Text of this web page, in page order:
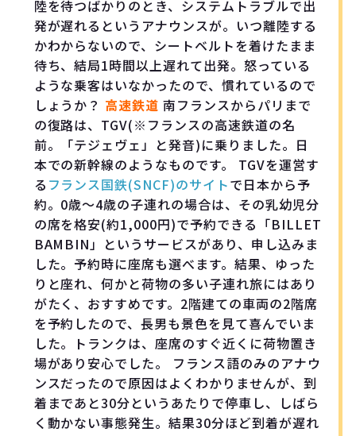
陸を待つばかりのとき、システムトラブルで出
発が遅れるというアナウンスが。いつ離陸する
かわからないので、シートベルトを着けたまま
待ち、結局1時間以上遅れて出発。怒っている
ような乗客はいなかったので、慣れているので
しょうか？ 高速鉄道南フランスからパリまで
の復路は、TGV(※フランスの高速鉄道の名
前。「テジェヴェ」と発音)に乗りました。日
本での新幹線のようなものです。 TGVを運営す
る フランス国鉄(SNCF)のサイトで日本から予
約。0歳～4歳の子連れの場合は、その乳幼児分
の席を格安(約1,000円)で予約できる「BILLET
BAMBIN」というサービスがあり、申し込みま
した。予約時に座席も選べます。結果、ゆった
りと座れ、何かと荷物の多い子連れ旅にはあり
がたく、おすすめです。2階建ての車両の2階席
を予約したので、長男も景色を見て喜んでいま
した。トランクは、座席のすぐ近くに荷物置き
場があり安心でした。 フランス語のみのアナウ
ンスだったので原因はよくわかりませんが、到
着まであと30分というあたりで停車し、しばら
く動かない事態発生。結果30分ほど到着が遅れ